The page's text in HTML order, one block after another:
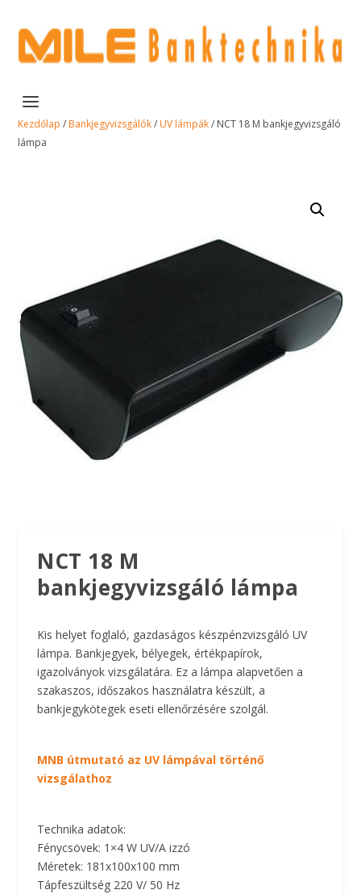
Kezdőlap / Bankjegyvizsgálók/ UV lámpák/ NCT 18 M bankjegyvizsgáló
lámpa
NCT 18 M
bankjegyvizsgáló lámpa
Kis helyet foglaló, gazdaságos készpénzvizsgáló UV
lámpa. Bankjegyek, bélyegek, értékpapírok,
igazolványok vizsgálatára. Ez a lámpa alapvetően a
szakaszos, időszakos használatra készült, a
bankjegykötegek eseti ellenőrzésére szolgál.
MNB útmutató az UV lámpával történő
vizsgálathoz
Technika adatok:
Fénycsövek: 1×4 W UV/A izzó
Méretek: 181x100x100 mm
Tápfeszültség 220 V/ 50 Hz